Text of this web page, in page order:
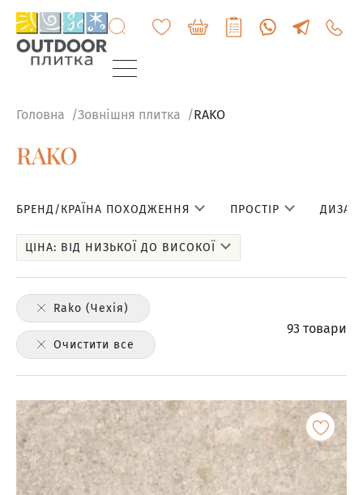
Головна
Зовнішня плитка RAKO
RAKO
БРЕНД/КРАЇНА ПОХОДЖЕННЯ ПРОСТІР
ЦІНА: ВІД НИЗЬКОЇ ДО ВИСОКОЇ
Rako (Чехія)
Очистити все
93 товари